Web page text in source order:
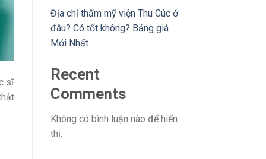
sĩ
Địa chỉ thẩm mỹ viện Thu Cúc ở
đâu? Có tốt không? Bảng giá
Mới Nhất
Recent
Comments
Không có bình luận nào để hiển
thị.